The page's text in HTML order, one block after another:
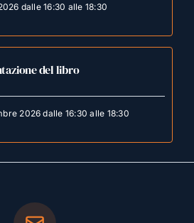
dalle 16:30 alle 18:30
del libro
2026 dalle 16:30 alle 18:30